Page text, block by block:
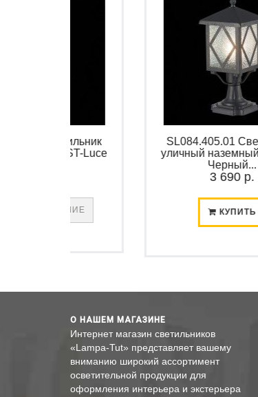
ST-Luce
SL084.405.01
уличный наземный ST-
Черный...
3 690 р.
КУПИТЬ
О НАШЕМ МАГАЗИНЕ
Интернет магазин светильников
«Lampa-Tut» представляет вашему
вниманию широкий ассортимент
осветительной продукции для
оформления интерьера и экстерьера